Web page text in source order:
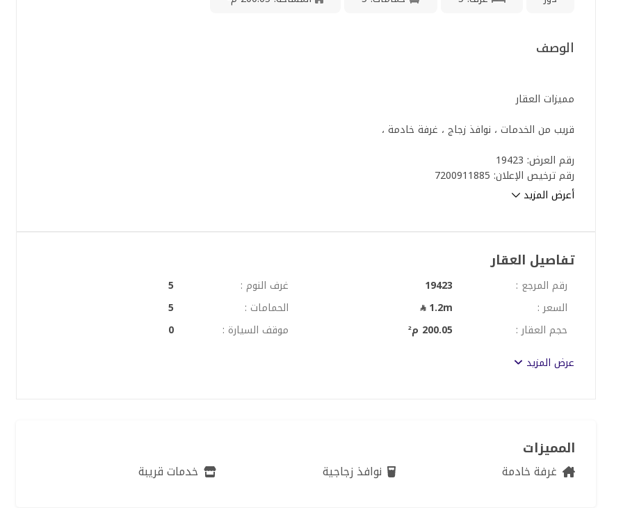
الوصف
مميزات العقار
قريب من الخدمات ، نوافذ زجاج ، غرفة خادمة ،
رقم العرض: 19423
رقم ترخيص الإعلان: 7200911885
رقم رخصة فال: 1200019203
رقم الجوال: +966536413003
أعرض المزيد
تفاصيل العقار
رقم المرجع :
19423
السعر :
1.2m
حجم العقار :
200.05 م²
غرف النوم :
5
الحمامات :
5
موقف السيارة :
0
عرض المزيد
المميزات
غرفة خادمة نوافذ زجاجية خدمات قريبة